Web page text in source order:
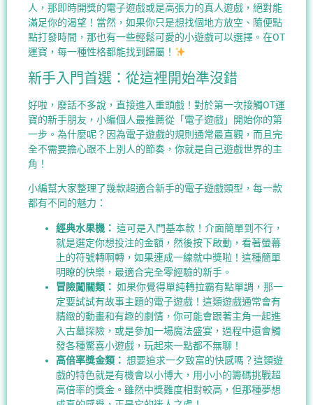
人，那即時開獎的電子遊戲或是高張力的真人遊戲，絕對能
滿足你的渴望！當然，如果你只是想找個地方放空、隨便點
點打發時間，那也有一些輕鬆可愛的小遊戲可以選擇。在OT
運寶，每一種性格都能找到歸屬！
新手入門首選：從這裡開始準沒錯
好啦，廢話不多說，直接進入重頭戲！對於第一次接觸OT運
寶的新手朋友，小編個人最推薦從「電子遊戲」開始你的第
一步。為什麼呢？因為電子遊戲的規則通常最直觀，而且完
全不需要擔心跟不上別人的節奏，你就是自己遊戲世界的主
角！
小編幫大家整理了幾款超適合新手的電子遊戲類型，每一款
都有不同的魅力：
經典水果機： 這可是入門基本款！介面簡單到不行，
就是選定你想投注的金額，然後按下啟動，看著螢幕
上的符號轉啊轉，如果連成一線就中獎啦！這種簡單
明瞭的快樂，最適合完全零經驗的新手。
冒險闖關類： 如果你覺得單純轉拉霸有點單調，那一
定要試試有故事主題的電子遊戲！這類遊戲通常會有
精緻的動畫和有趣的劇情，你可能會跟著主角一起進
入古墓探險，或是參加一場魔法盛宴，過程中還會觸
發各種驚喜小遊戲，玩起來一點都不無聊！
高倍率獎金類： 想要追求一夕致富的快感嗎？這類遊
戲的特色就是有機會以小博大，用小小的籌碼挑戰超
高倍率的獎金。雖然中獎難度相對較高，但那種夢想